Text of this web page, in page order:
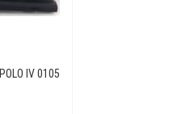
شبكة تهوية ، مصد مع فتحات لمصابيح الضباب ، أمامي يمين POLO IV 0105